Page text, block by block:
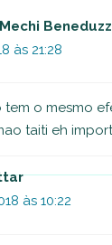
às 21:28
tem o mesmo
taiti eh
às 10:22